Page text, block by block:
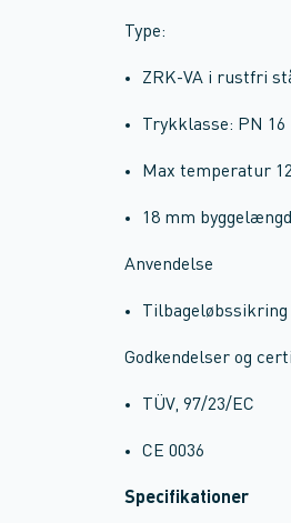
Type:
ZRK-VA i rustfri
Trykklasse: PN 16
Max temperatur
18 mm
Anvendelse
Godkendelser og
TÜV, 97/23/EC
CE 0036
Specifikationer